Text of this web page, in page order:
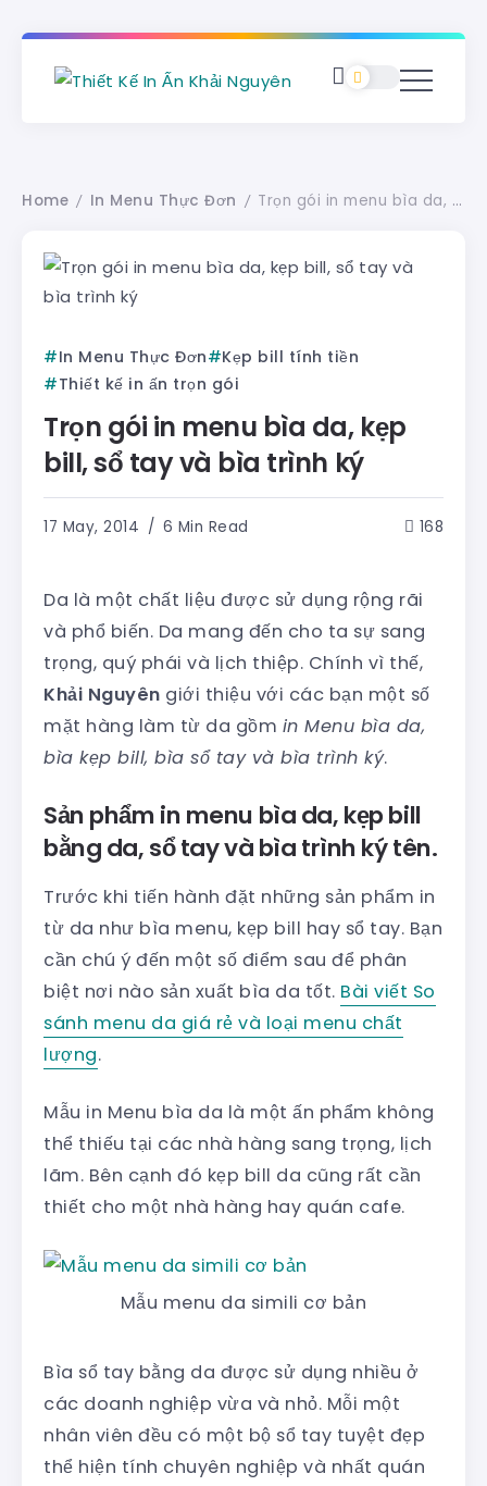
Home / In Menu Thực Đơn / Trọn gói in menu bìa da, kẹp bill, sổ tay và bìa trình ký
In Menu Thực Đơn
Kẹp bill tính tiền
Thiết kế in ấn trọn gói
Trọn gói in menu bìa da, kẹp
bill, sổ tay và bìa trình ký
17 May, 2014 6 Min Read 168
Da là một chất liệu được sử dụng rộng rãi
và phổ biến. Da mang đến cho ta sự sang
trọng, quý phái và lịch thiệp. Chính vì thế,
Khải Nguyên giới thiệu với các bạn một số
mặt hàng làm từ da gồm in Menu bìa da,
bìa kẹp bill, bìa sổ tay và bìa trình ký.
Sản phẩm in menu bìa da, kẹp bill
bằng da, sổ tay và bìa trình ký tên.
Trước khi tiến hành đặt những sản phẩm in
từ da như bìa menu, kẹp bill hay sổ tay. Bạn
cần chú ý đến một số điểm sau để phân
biệt nơi nào sản xuất bìa da tốt. Bài viết So
sánh menu da giá rẻ và loại menu chất
lượng.
Mẫu in Menu bìa da là một ấn phẩm không
thể thiếu tại các nhà hàng sang trọng, lịch
lãm. Bên cạnh đó kẹp bill da cũng rất cần
thiết cho một nhà hàng hay quán cafe.
Mẫu menu da simili cơ bản
Bìa sổ tay bằng da được sử dụng nhiều ở
các doanh nghiệp vừa và nhỏ. Mỗi một
nhân viên đều có một bộ sổ tay tuyệt đẹp
thể hiện tính chuyên nghiệp và nhất quán